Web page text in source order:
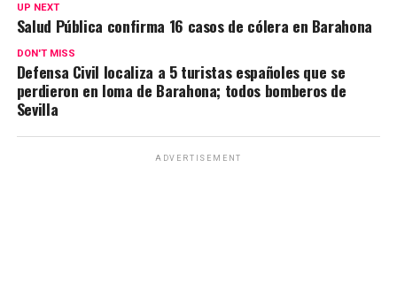
UP NEXT
Salud Pública confirma 16 casos de cólera en Barahona
DON'T MISS
Defensa Civil localiza a 5 turistas españoles que se
perdieron en loma de Barahona; todos bomberos de
Sevilla
ADVERTISEMENT